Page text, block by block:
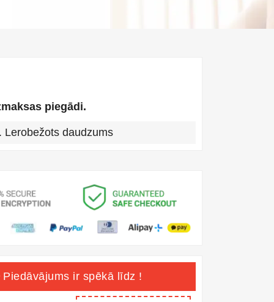
piegādi.
Lerobežots daudzums
Piedāvājums ir spēkā līdz !